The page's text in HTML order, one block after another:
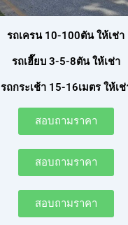
รถเครน 10-100ตัน ให้เช่า
รถเฮี๊ยบ 3-5-8ตัน ให้เช่า
รถกระเช้า 15-16เมตร ให้เช่
สอบถามราคา
สอบถามราคา
สอบถามราคา